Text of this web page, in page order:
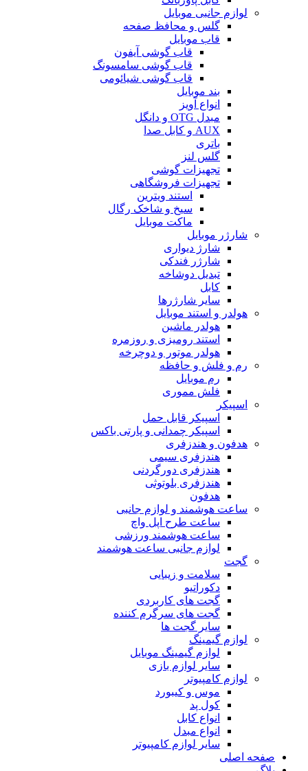
لوازم جانبی موبایل
گلس و محافظ صفحه
قاب موبایل
قاب گوشی آیفون
قاب گوشی سامسونگ
قاب گوشی شیائومی
بند موبایل
انواع آویز
مبدل OTG و دانگل
AUX و کابل صدا
باتری
گلس لنز
تجهیزات گوشی
تجهیزات فروشگاهی
استند ویترین
سیخ و شاخک رگال
ماکت موبایل
شارژر موبایل
شارژ دیواری
شارژر فندکی
تبدیل دوشاخه
کابل
سایر شارژرها
هولدر و استند موبایل
هولدر ماشین
استند رومیزی و روزمره
هولدر موتور و دوچرخه
رم و فلش و حافظه
رم موبایل
فلش مموری
اسپیکر
اسپیکر قابل حمل
اسپیکر چمدانی و پارتی باکس
هدفون و هندزفری
هندزفری سیمی
هندزفری دورگردنی
هندزفری بلوتوثی
هدفون
ساعت هوشمند و لوازم جانبی
ساعت طرح اپل واچ
ساعت هوشمند ورزشی
لوازم جانبی ساعت هوشمند
گجت
سلامت و زیبایی
دکوراتیو
گجت های کاربردی
گجت های سرگرم کننده
سایر گجت ها
لوازم گیمینگ
لوازم گیمینگ موبایل
سایر لوازم بازی
لوازم کامپیوتر
موس و کیبورد
کول پد
انواع کابل
انواع مبدل
سایر لوازم کامپیوتر
صفحه اصلی